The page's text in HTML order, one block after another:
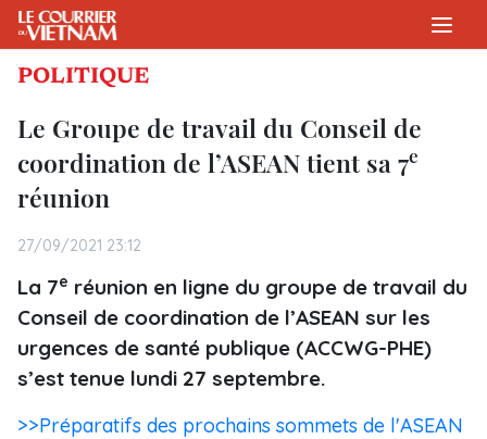
POLITIQUE
Le Groupe de travail du Conseil de
coordination de l’ASEAN tient sa 7e
réunion
27/09/2021 23:12
La 7e réunion en ligne du groupe de travail du
Conseil de coordination de l’ASEAN sur les
urgences de santé publique (ACCWG-PHE)
s’est tenue lundi 27 septembre.
>>Préparatifs des prochains sommets de l'ASEAN